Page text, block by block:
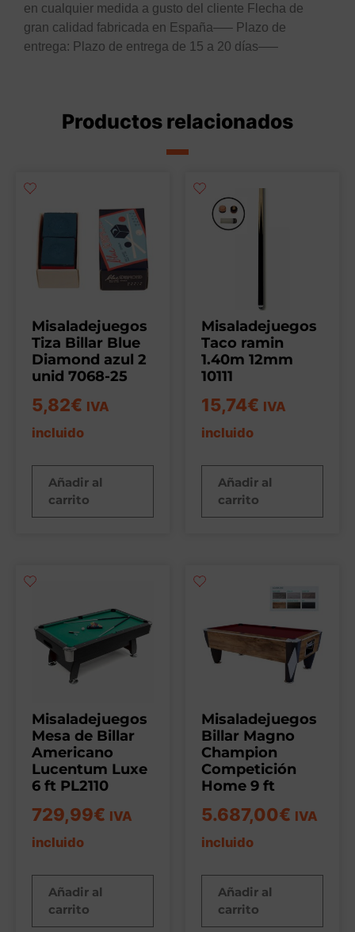
en cualquier medida a gusto del cliente Flecha de
gran calidad fabricada en España—– Plazo de
entrega: Plazo de entrega de 15 a 20 días—–
Productos relacionados
Misaladejuegos
Tiza Billar Blue
Diamond azul 2
unid 7068-25
5,82€ IVA
incluido
Añadir al
carrito
Misaladejuegos
Taco ramin
1.40m 12mm
10111
15,74€ IVA
incluido
Añadir al
carrito
Misaladejuegos
Mesa de Billar
Americano
Lucentum Luxe
6 ft PL2110
729,99€ IVA
incluido
Añadir al
carrito
Misaladejuegos
Billar Magno
Champion
Competición
Home 9 ft
5.687,00€ IVA
incluido
Añadir al
carrito